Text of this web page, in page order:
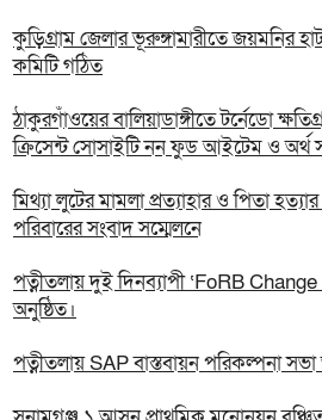
কুড়িগ্রাম জেলার ভূরুঙ্গামারীতে জয়মনির
কমিটি গঠিত
ঠাকুরগাঁওয়ের বালিয়াডাঙ্গীতে টর্নেডো
ক্রিসেন্ট সোসাইটি নন ফুড আইটেম ও অর্থ
‎মিথ্যা লুটের মামলা প্রত্যাহার ও পিতা
পরিবারের সংবাদ সম্মেলনে
পত্নীতলায় দুই দিনব্যাপী ‘FoRB
অনুষ্ঠিত।
পত্নীতলায় SAP বাস্তবায়ন পরিকল্পনা সভা